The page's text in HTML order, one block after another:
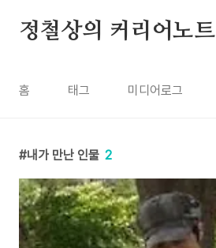
정철상의 커리어노트
홈 태그 미디어로그
내가 만난 인물 2